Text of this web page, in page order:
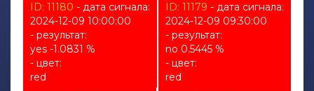
ID: 11180 - дата сигнала:
2024-12-09 10:00:00
- результат:
yes -1.0831 %
- цвет:
red
ID: 11179 - дата сигнала:
2024-12-09 09:30:00
- результат:
no 0.5445 %
- цвет:
red